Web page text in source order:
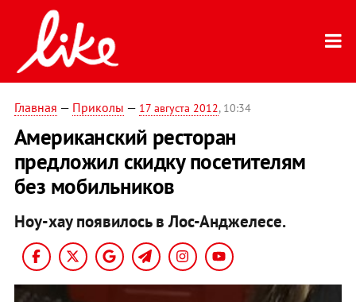
Главная — Приколы — 17 августа 2012, 10:34
Американский ресторан
предложил скидку посетителям
без мобильников
Ноу-хау появилось в Лос-Анджелесе.